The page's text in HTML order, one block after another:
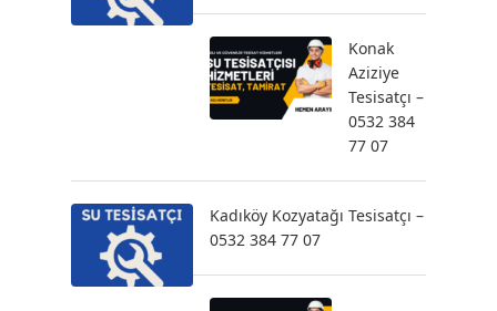
Konak
Aziziye
Tesisatçı –
0532 384
77 07
Kadıköy Kozyatağı Tesisatçı –
0532 384 77 07